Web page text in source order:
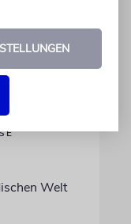
Welt